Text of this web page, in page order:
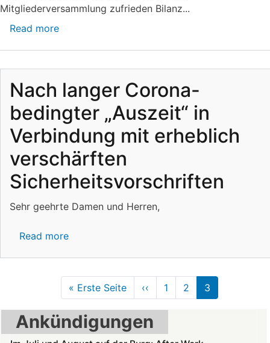
Mitgliederversammlung zufrieden Bilanz...
Read more
Nach langer Corona-
bedingter „Auszeit“ in
Verbindung mit erheblich
verschärften
Sicherheitsvorschriften
Sehr geehrte Damen und Herren,
Read more
Corona-
bedingter
„Auszeit“
in
Pagination
« Erste Seite First
page
‹‹ Previous
page
1 2 3
Ankündigungen